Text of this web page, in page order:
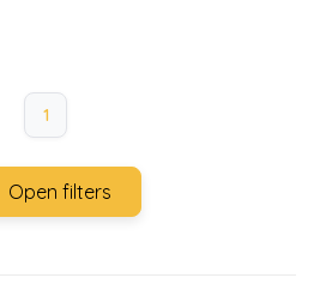
1
Open filters